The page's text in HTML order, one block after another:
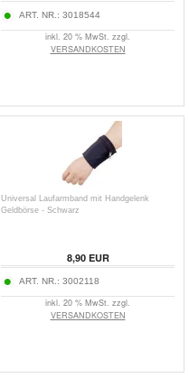
ART. NR.: 3018544
inkl. 20 % MwSt. zzgl.
VERSANDKOSTEN
Universal Laufarmband mit Handgelenk
Geldbörse - Schwarz
8,90EUR
ART. NR.: 3002118
inkl. 20 % MwSt. zzgl.
VERSANDKOSTEN